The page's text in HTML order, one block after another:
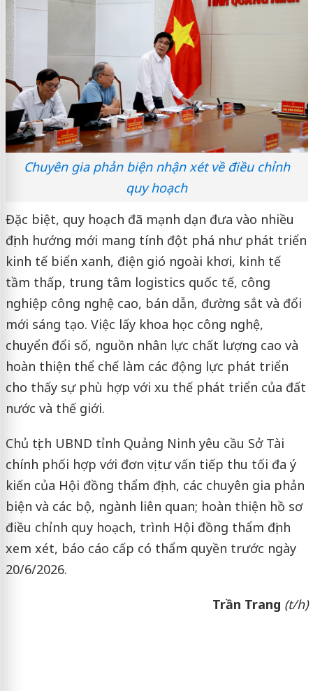
Chuyên gia phản biện nhận xét về điều chỉnh
quy hoạch
Đặc biệt, quy hoạch đã mạnh dạn đưa vào nhiều
định hướng mới mang tính đột phá như phát triển
kinh tế biển xanh, điện gió ngoài khơi, kinh tế
tầm thấp, trung tâm logistics quốc tế, công
nghiệp công nghệ cao, bán dẫn, đường sắt và đổi
mới sáng tạo. Việc lấy khoa học công nghệ,
chuyển đổi số, nguồn nhân lực chất lượng cao và
hoàn thiện thể chế làm các động lực phát triển
cho thấy sự phù hợp với xu thế phát triển của đất
nước và thế giới.
Chủ tịch UBND tỉnh Quảng Ninh yêu cầu Sở Tài
chính phối hợp với đơn vị tư vấn tiếp thu tối đa ý
kiến của Hội đồng thẩm định, các chuyên gia phản
biện và các bộ, ngành liên quan; hoàn thiện hồ sơ
điều chỉnh quy hoạch, trình Hội đồng thẩm định
xem xét, báo cáo cấp có thẩm quyền trước ngày
20/6/2026.
Trần Trang (t/h)